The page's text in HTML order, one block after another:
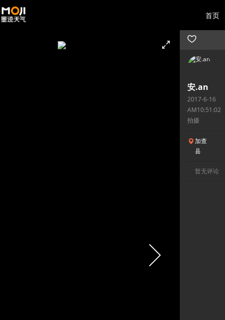
首页
安.an
2017-6-16
AM10:51:02
拍摄
加查
县
暂无评论